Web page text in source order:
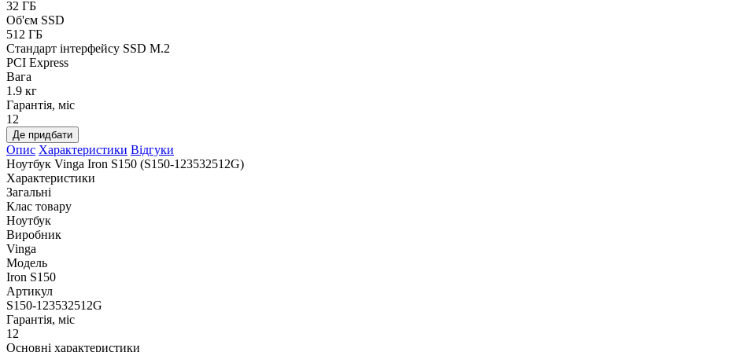
32 ГБ
Об'єм SSD
512 ГБ
Стандарт інтерфейсу SSD M.2
PCI Express
Вага
1.9 кг
Гарантія, міс
12
Де придбати
Опис Характеристики Відгуки
Ноутбук Vinga Iron S150 (S150-123532512G)
Характеристики
Загальні
Клас товару
Ноутбук
Виробник
Vinga
Модель
Iron S150
Артикул
S150-123532512G
Гарантія, міс
12
Основні характеристики